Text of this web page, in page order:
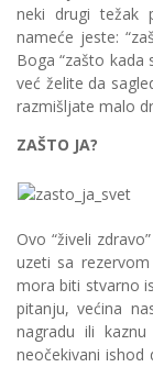
neki drugi težak
nameće jeste:
Boga “zašto kada
već želite da
razmišljate malo
ZAŠTO JA?
Ovo “živeli
uzeti sa
mora biti stvarno
pitanju, većina
nagradu ili
neočekivani